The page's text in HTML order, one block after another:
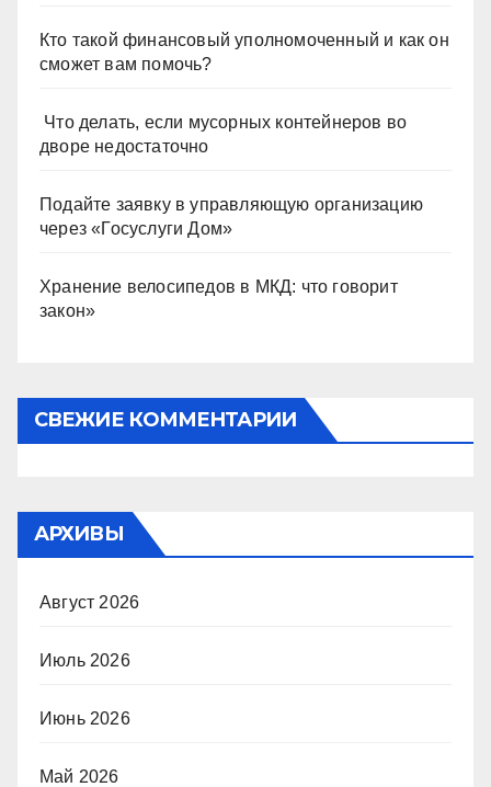
Кто такой финансовый уполномоченный и как он
сможет вам помочь?
Что делать, если мусорных контейнеров во
дворе недостаточно
Подайте заявку в управляющую организацию
через «Госуслуги Дом»
Хранение велосипедов в МКД: что говорит
закон»
СВЕЖИЕ КОММЕНТАРИИ
АРХИВЫ
Август 2026
Июль 2026
Июнь 2026
Май 2026